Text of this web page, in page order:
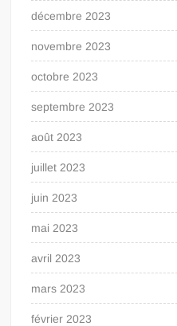
décembre 2023
novembre 2023
octobre 2023
septembre 2023
août 2023
juillet 2023
juin 2023
mai 2023
avril 2023
mars 2023
février 2023